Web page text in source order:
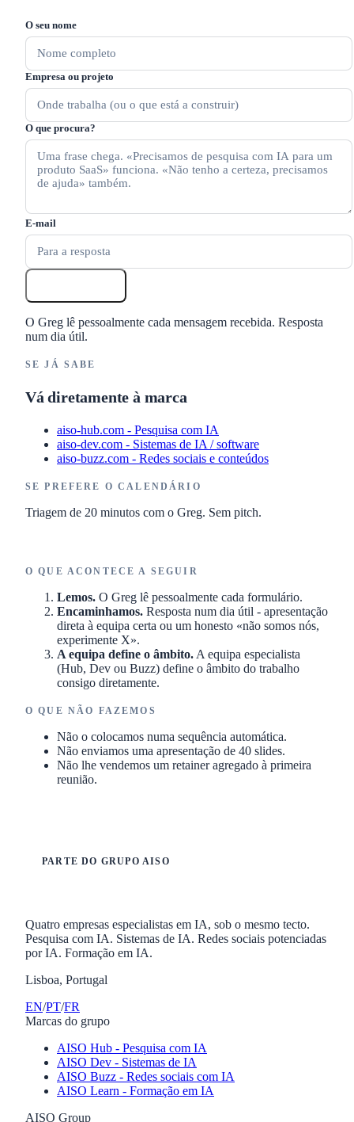
O seu nome
Empresa ou projeto
O que procura?
E-mail
O Greg lê pessoalmente cada mensagem recebida. Resposta
num dia útil.
SE JÁ SABE
Vá diretamente à marca
aiso-hub.com - Pesquisa com IA
aiso-dev.com - Sistemas de IA / software
aiso-buzz.com - Redes sociais e conteúdos
SE PREFERE O CALENDÁRIO
Triagem de 20 minutos com o Greg. Sem pitch.
O QUE ACONTECE A SEGUIR
Lemos. O Greg lê pessoalmente cada formulário.
Encaminhamos. Resposta num dia útil - apresentação
direta à equipa certa ou um honesto «não somos nós,
experimente X».
A equipa define o âmbito. A equipa especialista
(Hub, Dev ou Buzz) define o âmbito do trabalho
consigo diretamente.
O QUE NÃO FAZEMOS
Não o colocamos numa sequência automática.
Não enviamos uma apresentação de 40 slides.
Não lhe vendemos um retainer agregado à primeira
reunião.
PARTE DO GRUPO AISO
Quatro empresas especialistas em IA, sob o mesmo tecto.
Pesquisa com IA. Sistemas de IA. Redes sociais potenciadas
por IA. Formação em IA.
Lisboa, Portugal
EN/PT/FR
Marcas do grupo
AISO Hub - Pesquisa com IA
AISO Dev - Sistemas de IA
AISO Buzz - Redes sociais com IA
AISO Learn - Formação em IA
AISO Group